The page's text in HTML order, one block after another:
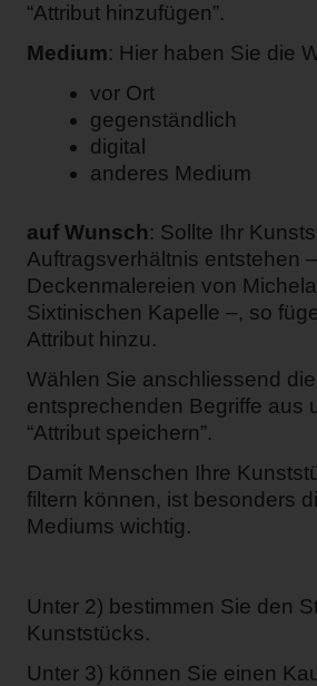
“Attribut hinzufügen”.
Medium: Hier haben Sie die
vor Ort
gegenständlich
digital
anderes Medium
auf Wunsch: Sollte Ihr
Auftragsverhältnis entstehen
Deckenmalereien von
Sixtinischen Kapelle –, so
Attribut hinzu.
Wählen Sie anschliessend die
entsprechenden Begriffe aus
“Attribut speichern”.
Damit Menschen Ihre
filtern können, ist besonders
Mediums wichtig.
Unter 2) bestimmen Sie den
Kunststücks.
Unter 3) können Sie einen